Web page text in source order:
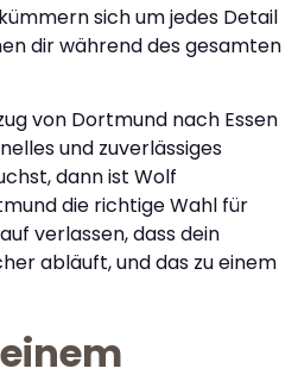
sich um jedes Detail
dir während des gesamten
von Dortmund nach Essen
und zuverlässiges
dann ist Wolf
die richtige Wahl für
verlassen, dass dein
abläuft, und das zu einem